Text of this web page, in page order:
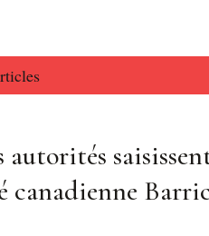
autorités
canadienne